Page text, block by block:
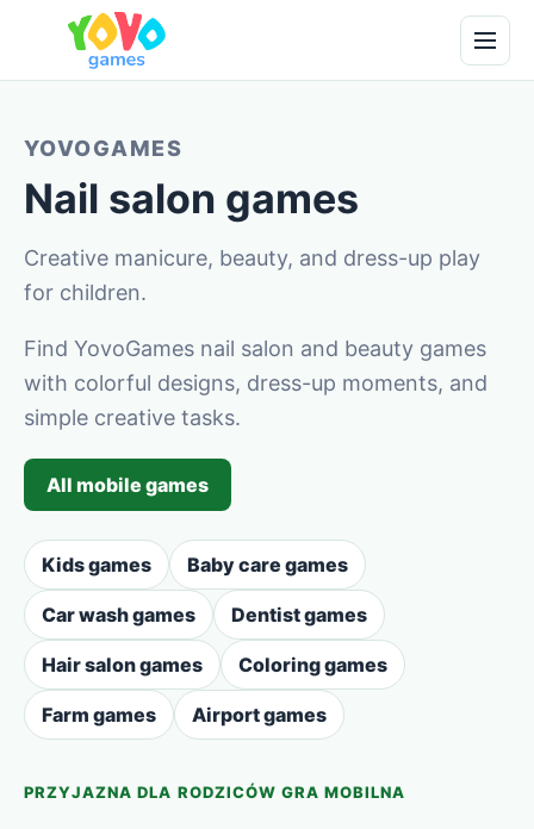
YOVOGAMES
Nail salon games
Creative manicure, beauty, and dress-up play
for children.
Find YovoGames nail salon and beauty games
with colorful designs, dress-up moments, and
simple creative tasks.
All mobile games
Kids games Baby care games
Car wash games Dentist games
Hair salon games Coloring games
Farm games Airport games
PRZYJAZNA DLA RODZICÓW GRA MOBILNA